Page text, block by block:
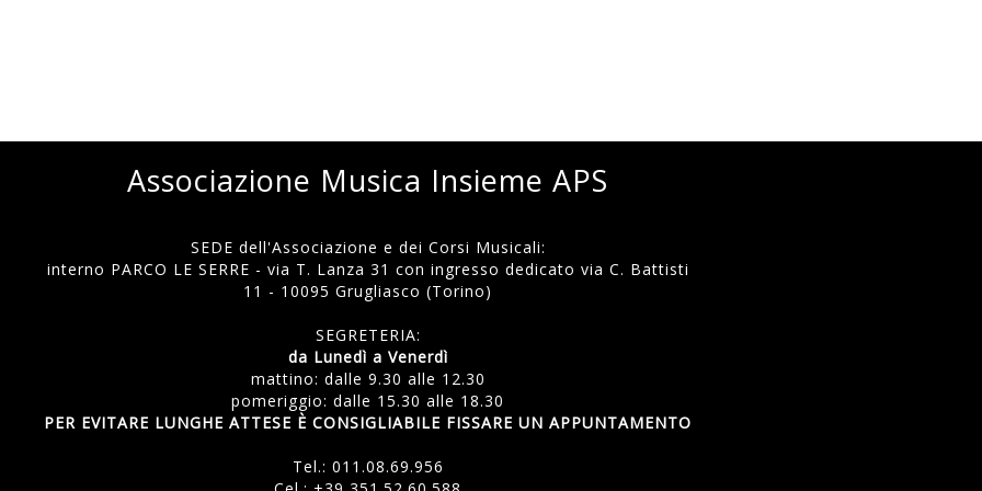
Associazione Musica Insieme APS
SEDE dell'Associazione e dei Corsi Musicali:
interno PARCO LE SERRE - via T. Lanza 31 con ingresso dedicato via C. Battisti
11 - 10095 Grugliasco (Torino)
SEGRETERIA:
da Lunedì a Venerdì
mattino: dalle 9.30 alle 12.30
pomeriggio: dalle 15.30 alle 18.30
PER EVITARE LUNGHE ATTESE È CONSIGLIABILE FISSARE UN APPUNTAMENTO
Tel.: 011.08.69.956